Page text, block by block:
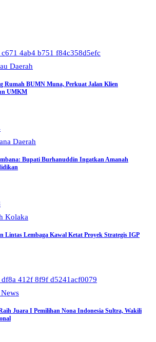
Daerah
Rumah BUMN Muna, Perkuat Jalan Klien
UMKM
Daerah
Bupati Burhanuddin Ingatkan Amanah
Kolaka
Lintas Lembaga Kawal Ketat Proyek Strategis IGP
News
Juara I Pemilihan Nona Indonesia Sultra, Wakili